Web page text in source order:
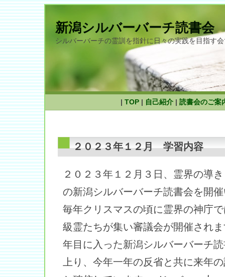
新潟シルバーバーチ読書会
シルバーバーチの霊訓を指針に日々の実践を目指す
| TOP | 自己紹介 | 読書会のご案
２０２３年１２月 学習内容
２０２３年１２月３日、霊界の導
の新潟シルバーバーチ読書会を開
毎年クリスマスの頃に霊界の神庁
級霊たちが集い審議会が開催され
年目に入った新潟シルバーバーチ
上り、今年一年の反省と共に来年